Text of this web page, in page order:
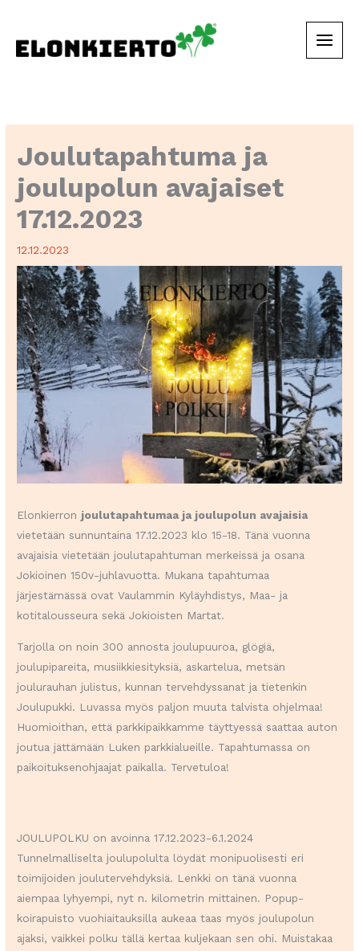
Joulutapahtuma ja
joulupolun avajaiset
17.12.2023
12.12.2023
Elonkierron joulutapahtumaa ja joulupolun avajaisia
vietetään sunnuntaina 17.12.2023 klo 15-18. Tänä vuonna
avajaisia vietetään joulutapahtuman merkeissä ja osana
Jokioinen 150v-juhlavuotta. Mukana tapahtumaa
järjestämässä ovat Vaulammin Kyläyhdistys, Maa- ja
kotitalousseura sekä Jokioisten Martat.
Tarjolla on noin 300 annosta joulupuuroa, glögiä,
joulupipareita, musiikkiesityksiä, askartelua, metsän
joulurauhan julistus, kunnan tervehdyssanat ja tietenkin
Joulupukki. Luvassa myös paljon muuta talvista ohjelmaa!
Huomioithan, että parkkipaikkamme täyttyessä saattaa auton
joutua jättämään Luken parkkialueille. Tapahtumassa on
paikoituksenohjaajat paikalla. Tervetuloa!
JOULUPOLKU on avoinna 17.12.2023-6.1.2024
Tunnelmalliselta joulupolulta löydät monipuolisesti eri
toimijoiden joulutervehdyksiä. Lenkki on tänä vuonna
aiempaa lyhyempi, nyt n. kilometrin mittainen. Popup-
koirapuisto vuohiaitauksilla aukeaa taas myös joulupolun
ajaksi, vaikkei polku tällä kertaa kuljekaan sen ohi. Muistakaa